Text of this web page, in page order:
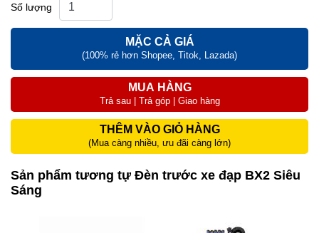
Số lượng
MẶC CẢ GIÁ
(100% rẻ hơn Shopee, Titok, Lazada)
MUA HÀNG
Trả sau | Trả góp | Giao hàng
THÊM VÀO GIỎ HÀNG
(Mua càng nhiều, ưu đãi càng lớn)
Sản phẩm tương tự Đèn trước xe đạp BX2 Siêu
Sáng